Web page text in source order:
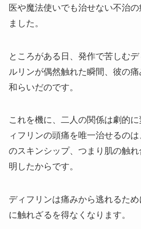
医や魔法使いでも治せない不治
ました。
ところがある日、発作で苦しむ
ルリンが偶然触れた瞬間、彼の
和らいだのです。
これを機に、二人の関係は劇的
ィフリンの頭痛を唯一治せるの
のスキンシップ、つまり肌の触れ
明したからです。
ディフリンは痛みから逃れるた
に触れざるを得なくなります。